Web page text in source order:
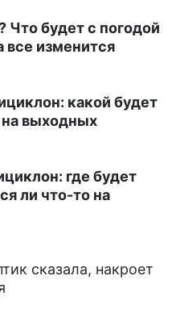
будет с погодой
все изменится
какой будет
выходных
где будет
ли что-то на
сказала, накроет